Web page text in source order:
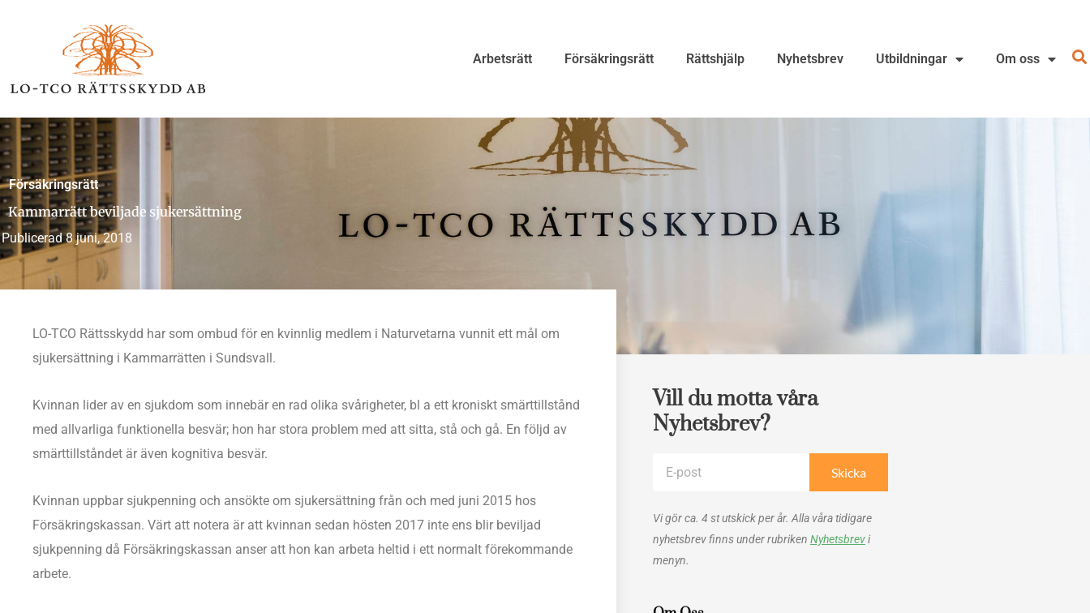
Arbetsrätt Försäkringsrätt Rättshjälp Nyhetsbrev Utbildningar Om oss
Försäkringsrätt
Kammarrätt beviljade sjukersättning
Publicerad 8 juni, 2018
LO-TCO Rättsskydd har som ombud för en kvinnlig medlem i Naturvetarna vunnit ett mål om
sjukersättning i Kammarrätten i Sundsvall.
Kvinnan lider av en sjukdom som innebär en rad olika svårigheter, bl a ett kroniskt smärttillstånd
med allvarliga funktionella besvär; hon har stora problem med att sitta, stå och gå. En följd av
smärttillståndet är även kognitiva besvär.
Kvinnan uppbar sjukpenning och ansökte om sjukersättning från och med juni 2015 hos
Försäkringskassan. Värt att notera är att kvinnan sedan hösten 2017 inte ens blir beviljad
sjukpenning då Försäkringskassan anser att hon kan arbeta heltid i ett normalt förekommande
arbete.
Vill du motta våra
Nyhetsbrev?
Skicka
Vi gör ca. 4 st utskick per år. Alla våra tidigare
nyhetsbrev finns under rubriken Nyhetsbrevi
menyn.